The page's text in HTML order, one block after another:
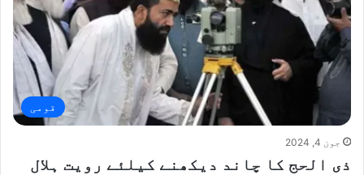
قومی
جون 4, 2024
ذی الحج کا چاند دیکھنے کیلئے رویت ہلال